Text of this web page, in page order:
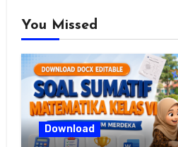
You Missed
Download